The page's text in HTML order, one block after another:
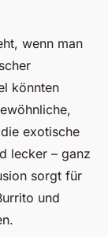
wenn man
könnten
exotische
lecker – ganz
sorgt für
und